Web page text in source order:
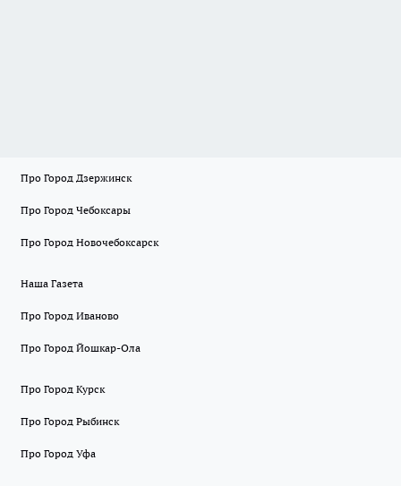
Про Город Дзержинск
Про Город Чебоксары
Про Город Новочебоксарск
Наша Газета
Про Город Иваново
Про Город Йошкар-Ола
Про Город Курск
Про Город Рыбинск
Про Город Уфа